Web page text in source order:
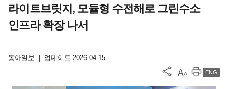
라이트브릿지, 모듈형 수전해로 그린수소
인프라 확장 나서
동아일보 업데이트 2026.04.15
ENG